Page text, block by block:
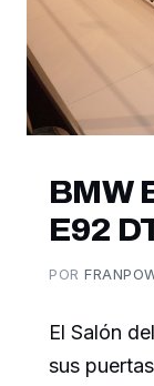
BMW
E92
POR
El Salón
sus